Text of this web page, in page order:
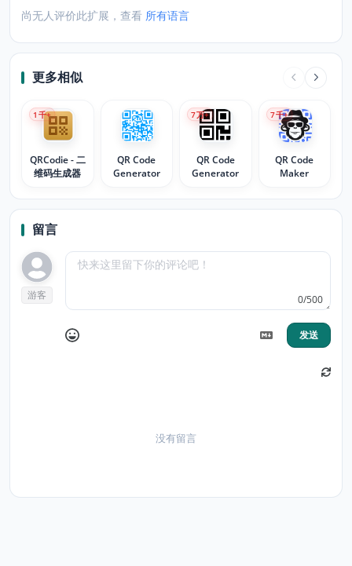
尚无人评价此扩展，查看 所有语言
更多相似
QRCodie - 二
维码生成器
1 千+
QR Code
Generator
QR Code
Generator
7万+
QR Code
Maker
7千+
留言
游客 0/500
发送
没有留言